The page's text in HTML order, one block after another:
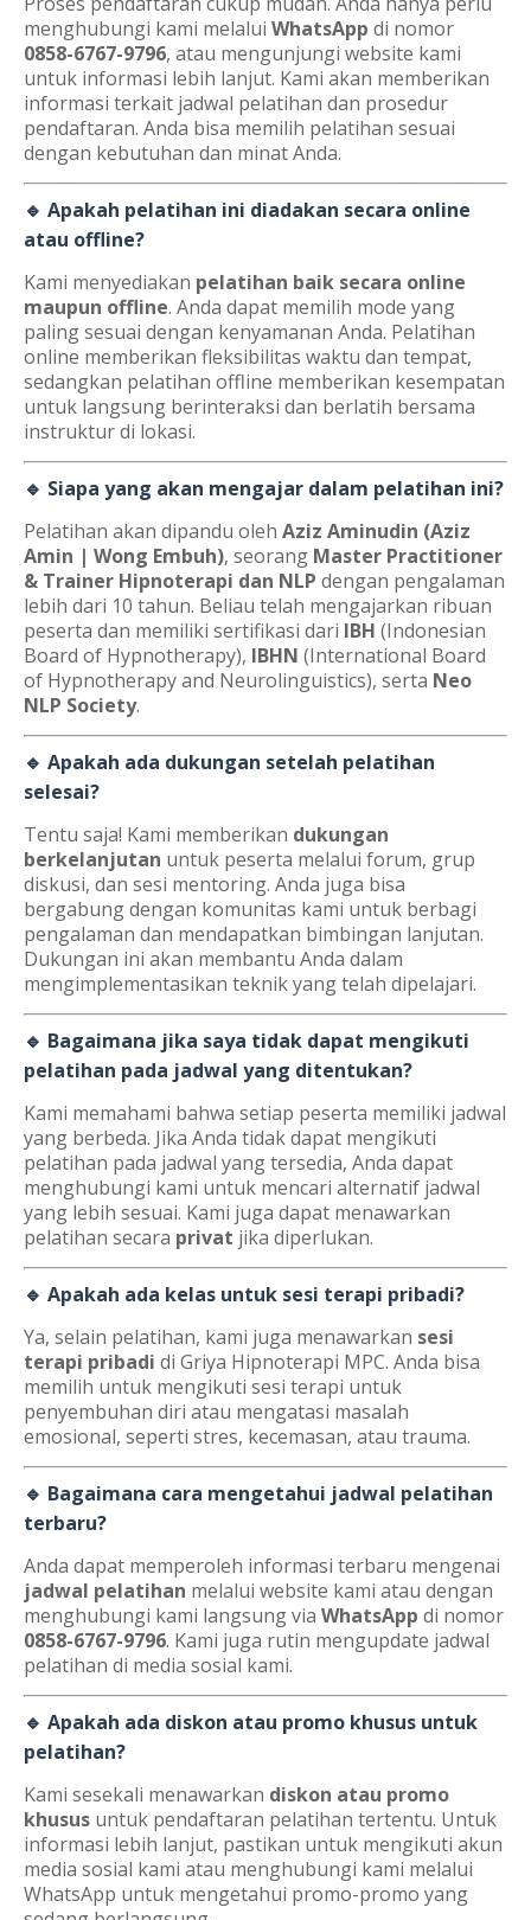
menghubungi kami melalui WhatsApp di nomor
0858-6767-9796, atau mengunjungi website kami
untuk informasi lebih lanjut. Kami akan memberikan
informasi terkait jadwal pelatihan dan prosedur
pendaftaran. Anda bisa memilih pelatihan sesuai
dengan kebutuhan dan minat Anda.
🔹 Apakah pelatihan ini diadakan secara online
atau offline?
Kami menyediakan pelatihan baik secara online
maupun offline. Anda dapat memilih mode yang
paling sesuai dengan kenyamanan Anda. Pelatihan
online memberikan fleksibilitas waktu dan tempat,
sedangkan pelatihan offline memberikan kesempatan
untuk langsung berinteraksi dan berlatih bersama
instruktur di lokasi.
🔹 Siapa yang akan mengajar dalam pelatihan ini?
Pelatihan akan dipandu oleh Aziz Aminudin (Aziz
Amin | Wong Embuh), seorang Master Practitioner
& Trainer Hipnoterapi dan NLP dengan pengalaman
lebih dari 10 tahun. Beliau telah mengajarkan ribuan
peserta dan memiliki sertifikasi dari IBH (Indonesian
Board of Hypnotherapy), IBHN (International Board
of Hypnotherapy and Neurolinguistics), serta Neo
NLP Society.
🔹 Apakah ada dukungan setelah pelatihan
selesai?
Tentu saja! Kami memberikan dukungan
berkelanjutan untuk peserta melalui forum, grup
diskusi, dan sesi mentoring. Anda juga bisa
bergabung dengan komunitas kami untuk berbagi
pengalaman dan mendapatkan bimbingan lanjutan.
Dukungan ini akan membantu Anda dalam
mengimplementasikan teknik yang telah dipelajari.
🔹 Bagaimana jika saya tidak dapat mengikuti
pelatihan pada jadwal yang ditentukan?
Kami memahami bahwa setiap peserta memiliki jadwal
yang berbeda. Jika Anda tidak dapat mengikuti
pelatihan pada jadwal yang tersedia, Anda dapat
menghubungi kami untuk mencari alternatif jadwal
yang lebih sesuai. Kami juga dapat menawarkan
pelatihan secara privat jika diperlukan.
🔹 Apakah ada kelas untuk sesi terapi pribadi?
Ya, selain pelatihan, kami juga menawarkan sesi
terapi pribadi di Griya Hipnoterapi MPC. Anda bisa
memilih untuk mengikuti sesi terapi untuk
penyembuhan diri atau mengatasi masalah
emosional, seperti stres, kecemasan, atau trauma.
🔹 Bagaimana cara mengetahui jadwal pelatihan
terbaru?
Anda dapat memperoleh informasi terbaru mengenai
jadwal pelatihan melalui website kami atau dengan
menghubungi kami langsung via WhatsApp di nomor
0858-6767-9796. Kami juga rutin mengupdate jadwal
pelatihan di media sosial kami.
🔹 Apakah ada diskon atau promo khusus untuk
pelatihan?
Kami sesekali menawarkan diskon atau promo
khusus untuk pendaftaran pelatihan tertentu. Untuk
informasi lebih lanjut, pastikan untuk mengikuti akun
media sosial kami atau menghubungi kami melalui
WhatsApp untuk mengetahui promo-promo yang